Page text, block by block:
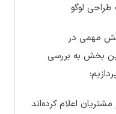
طراحی لوگو
نقش مهمی در
بخش به بررسی
مطالعه، بیش از ۶۵٪ از مشتریان اعلام کرده‌اند